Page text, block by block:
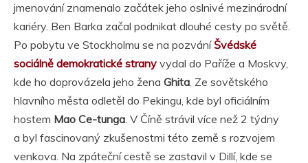
jmenování znamenalo začátek jeho oslnivé mezinárodní
kariéry. Ben Barka začal podnikat dlouhé cesty po světě.
Po pobytu ve Stockholmu se na pozváníŠvédské
sociálně demokratické strany vydal do Paříže a Moskvy,
kde ho doprovázela jeho žena Ghita. Ze sovětského
hlavního města odletěl do Pekingu, kde byl oficiálním
hostem Mao Ce-tunga. V Číně strávil více než 2 týdny
a byl fascinovaný zkušenostmi této země s rozvojem
venkova. Na zpáteční cestě se zastavil v Dillí, kde se